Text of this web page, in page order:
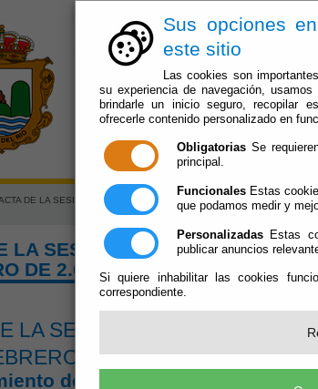
Sus opciones
este sitio
Las cookies son
su experiencia de navegación,
brindarle un inicio seguro, recopilar
ofrecerle contenido personalizado en
Obligatorias Se
principal.
Funcionales Estas
que podamos medir y
Personalizadas Estas
publicar anuncios
Si quiere inhabilitar las cookies
correspondiente.
DE LA SESIÓN ORDINARIA DE LA JUNTA DE GOBIERNO DEL DIA 3
LA SESIÓN ORDINARIA DE LA
DE 2.023
LA SESIÓN ORDINARIA DE
DE 2.023
de Olula del Río